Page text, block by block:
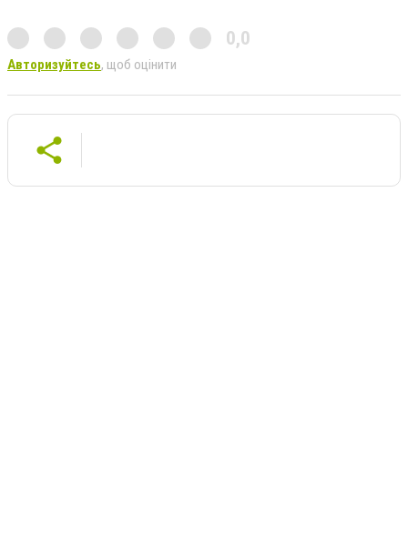
0,0
Авторизуйтесь, щоб оцінити